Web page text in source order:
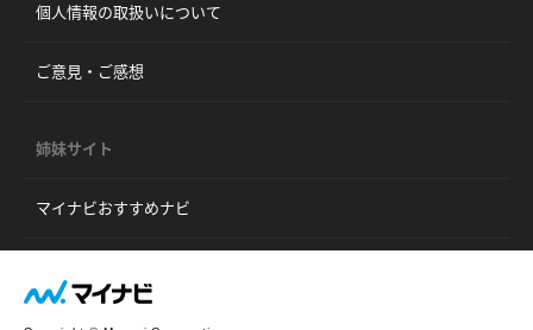
個人情報の取扱いについて
ご意見・ご感想
姉妹サイト
マイナビおすすめナビ